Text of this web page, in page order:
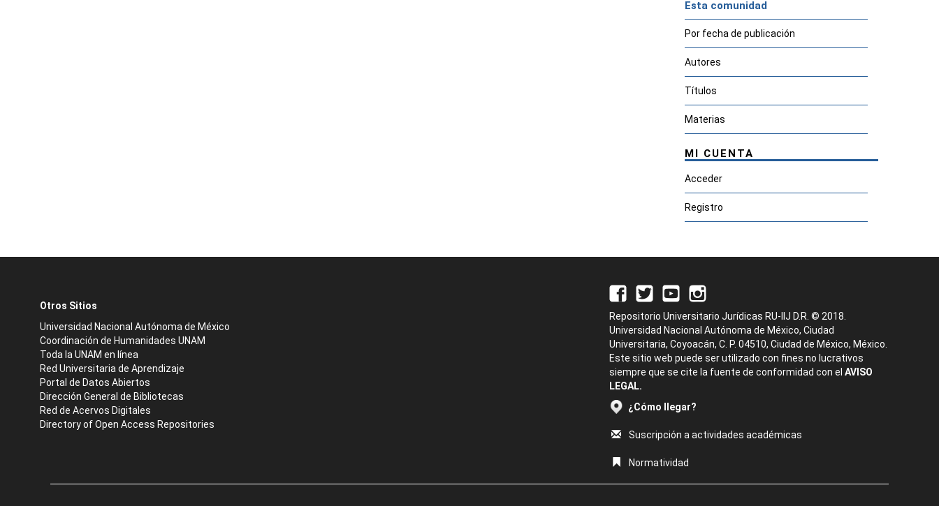
Esta comunidad
Por fecha de publicación
Autores
Títulos
Materias
MI CUENTA
Acceder
Registro
Otros Sitios
Universidad Nacional Autónoma de México
Coordinación de Humanidades UNAM
Toda la UNAM en línea
Red Universitaria de Aprendizaje
Portal de Datos Abiertos
Dirección General de Bibliotecas
Red de Acervos Digitales
Directory of Open Access Repositories
Repositorio Universitario Jurídicas RU-IIJ D.R. © 2018.
Universidad Nacional Autónoma de México, Ciudad
Universitaria, Coyoacán, C. P. 04510, Ciudad de México, México.
Este sitio web puede ser utilizado con fines no lucrativos
siempre que se cite la fuente de conformidad con el AVISO
LEGAL.
¿Cómo llegar?
Suscripción a actividades académicas
Normatividad